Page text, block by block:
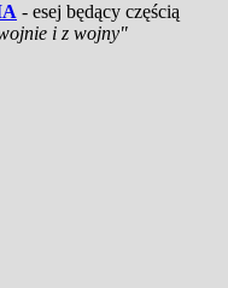
- esej będący częścią
i z wojny"